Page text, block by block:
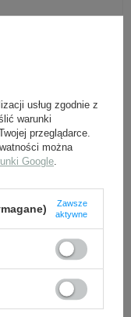
haftowany,
na czarnym
usług zgodnie z
warunki
przeglądarce.
można
Google.
Zawsze
aktywne